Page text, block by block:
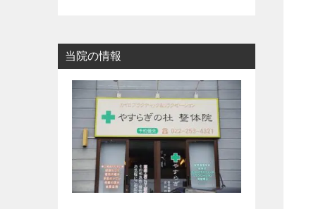
当院の情報